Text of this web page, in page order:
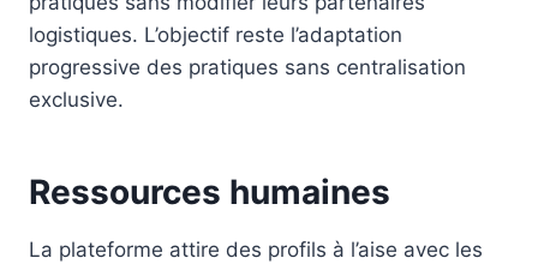
logistiques. L’objectif reste l’adaptation
progressive des pratiques sans centralisation
exclusive.
Ressources humaines
La plateforme attire des profils à l’aise avec les